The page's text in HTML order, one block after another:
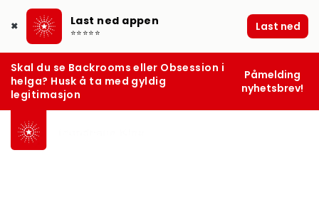
✖ Last ned appen
⭐⭐⭐⭐⭐ Last ned
Skal du se Backrooms eller Obsession i
helga? Husk å ta med gyldig
legitimasjon
Påmelding
nyhetsbrev!